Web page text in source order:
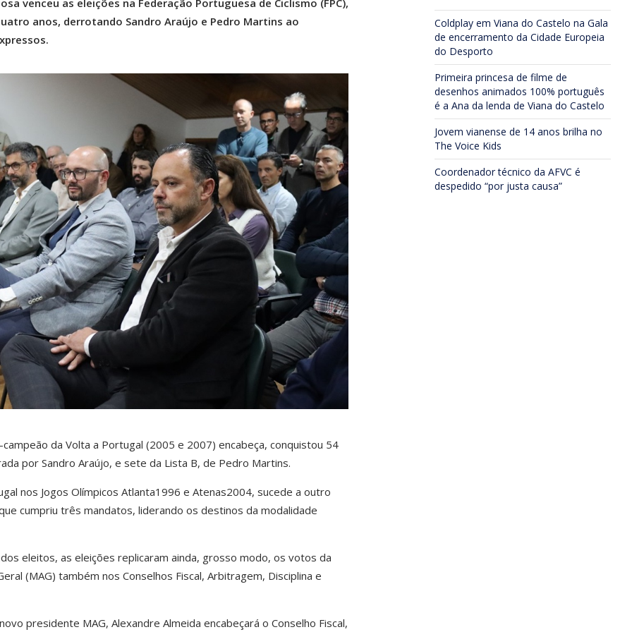
venceu as eleições na Federação Portuguesa de Ciclismo (FPC),
anos, derrotando Sandro Araújo e Pedro Martins ao
da Volta a Portugal (2005 e 2007) encabeça, conquistou 54
por Sandro Araújo, e sete da Lista B, de Pedro Martins.
nos Jogos Olímpicos Atlanta1996 e Atenas2004, sucede a outro
cumpriu três mandatos, liderando os destinos da modalidade
eleitos, as eleições replicaram ainda, grosso modo, os votos da
(MAG) também nos Conselhos Fiscal, Arbitragem, Disciplina e
presidente MAG, Alexandre Almeida encabeçará o Conselho Fiscal,
Coldplay em Viana do Castelo na Gala
de encerramento da Cidade Europeia
do Desporto
Primeira princesa de filme de
desenhos animados 100% português
é a Ana da lenda de Viana do Castelo
Jovem vianense de 14 anos brilha no
The Voice Kids
Coordenador técnico da AFVC é
despedido “por justa causa”